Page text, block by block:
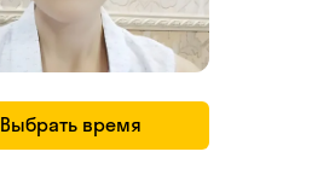
Выбрать время